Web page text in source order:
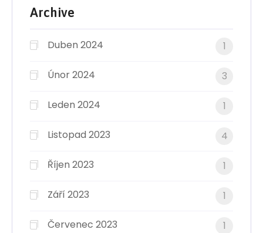
Archive
Duben 2024 1
Únor 2024 3
Leden 2024 1
Listopad 2023 4
Říjen 2023 1
Září 2023 1
Červenec 2023 1